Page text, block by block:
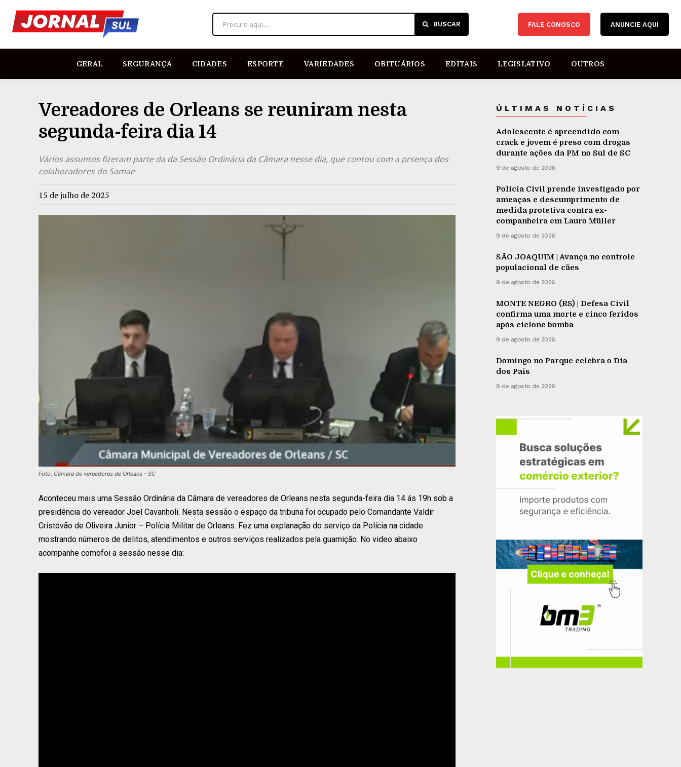
Procure aqui... BUSCAR FALE CONOSCO ANUNCIE AQUI
GERAL SEGURANÇA CIDADES ESPORTE VARIEDADES OBITUÁRIOS EDITAIS LEGISLATIVO OUTROS
Vereadores de Orleans se reuniram nesta
segunda-feira dia 14
Vários assuntos fizeram parte da da Sessão Ordinária da Câmara nesse dia, que contou com a prsença dos
colaboradores do Samae
15 de julho de 2025
Foto: Câmara de vereadores de Orleans - SC
Aconteceu mais uma Sessão Ordinária da Câmara de vereadores de Orleans nesta segunda-feira dia 14 ás 19h sob a
presidência do vereador Joel Cavanholi. Nesta sessão o espaço da tribuna foi ocupado pelo Comandante Valdir
Cristóvão de Oliveira Junior – Polícia Militar de Orleans. Fez uma explanação do serviço da Polícia na cidade
mostrando números de delitos, atendimentos e outros serviços realizados pela guarnição. No video abaixo
acompanhe comofoi a sessão nesse dia:
ÚLTIMAS NOTÍCIAS
Adolescente é apreendido com
crack e jovem é preso com drogas
durante ações da PM no Sul de SC
9 de agosto de 2026
Polícia Civil prende investigado por
ameaças e descumprimento de
medida protetiva contra ex-
companheira em Lauro Müller
9 de agosto de 2026
SÃO JOAQUIM | Avança no controle
populacional de cães
9 de agosto de 2026
MONTE NEGRO (RS) | Defesa Civil
confirma uma morte e cinco feridos
após ciclone bomba
9 de agosto de 2026
Domingo no Parque celebra o Dia
dos Pais
9 de agosto de 2026